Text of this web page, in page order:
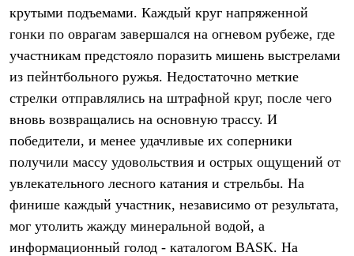
Софтшелл одежда
Куртки
Брюки
Лёгкая одежда
Рубашки
Футболки
Брюки
Термобелье
Среднее термобелье
Легкое термобелье
Флисовая одежда
Куртки
Брюки
Детская одежда
крутыми подъемами. Каждый круг напряженной
гонки по оврагам завершался на огневом рубеже, где
участникам предстояло поразить мишень выстрелами
из пейнтбольного ружья. Недостаточно меткие
стрелки отправлялись на штрафной круг, после чего
вновь возвращались на основную трассу. И
победители, и менее удачливые их соперники
получили массу удовольствия и острых ощущений от
увлекательного лесного катания и стрельбы. На
финише каждый участник, независимо от результата,
мог утолить жажду минеральной водой, а
информационный голод - каталогом BASK. На